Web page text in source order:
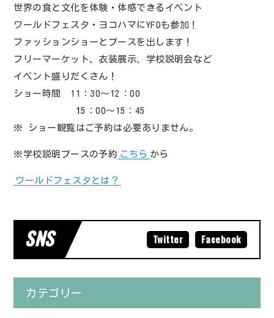
世界の食と文化を体験・体感できるイベント
ワールドフェスタ・ヨコハマにYFDも参加！
ファッションショーとブースを出します！
フリーマーケット、衣装展示、学校説明会など
イベント盛りだくさん！
ショー時間 11：30～12：00
15：00～15：45
※ ショー観覧はご予約は必要ありません。
※学校説明ブースの予約 こちら から
ワールドフェスタとは？
SNS Twitter Facebook
カテゴリー